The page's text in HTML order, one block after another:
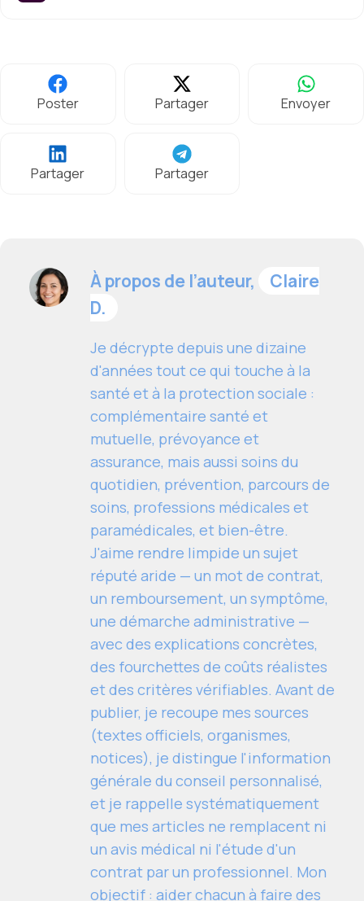
Poster Partager Envoyer
Partager Partager
À propos de l’auteur,
Claire
D.
Je décrypte depuis une dizaine
d'années tout ce qui touche à la
santé et à la protection sociale :
complémentaire santé et
mutuelle, prévoyance et
assurance, mais aussi soins du
quotidien, prévention, parcours de
soins, professions médicales et
paramédicales, et bien-être.
J'aime rendre limpide un sujet
réputé aride — un mot de contrat,
un remboursement, un symptôme,
une démarche administrative —
avec des explications concrètes,
des fourchettes de coûts réalistes
et des critères vérifiables. Avant de
publier, je recoupe mes sources
(textes officiels, organismes,
notices), je distingue l'information
générale du conseil personnalisé,
et je rappelle systématiquement
que mes articles ne remplacent ni
un avis médical ni l'étude d'un
contrat par un professionnel. Mon
objectif : aider chacun à faire des